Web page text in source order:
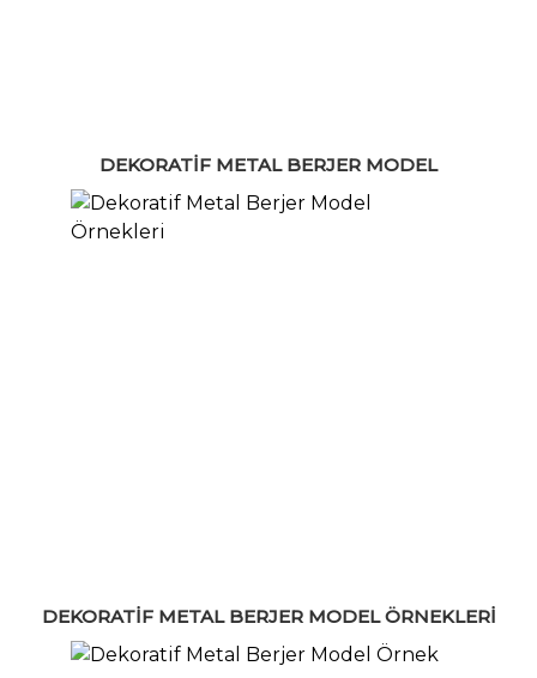
DEKORATIF METAL BERJER MODEL
DEKORATIF METAL BERJER MODEL ÖRNEKLERI